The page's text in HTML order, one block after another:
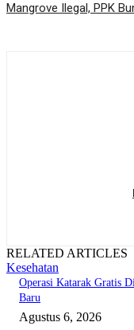
Mangrove Ilegal, PPK
RELATED ARTICLES
Kesehatan
Operasi Katarak Gratis
Baru
Agustus 6, 2026